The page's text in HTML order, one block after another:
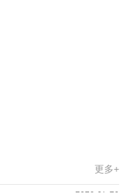
更多+
2026-07-20